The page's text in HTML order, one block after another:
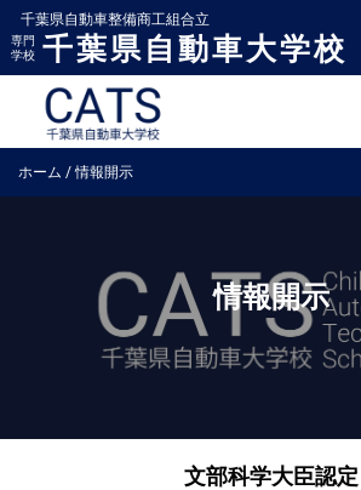
ホーム /情報開示
千葉県自動車整備商工組合立
専門
学校 千葉県自動車大学校
情報開示
文部科学大臣認定